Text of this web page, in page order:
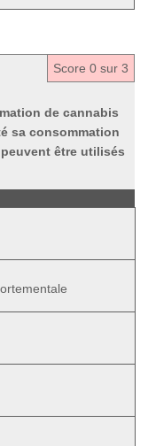
Score 0 sur 3
de cannabis
sa consommation
être utilisés